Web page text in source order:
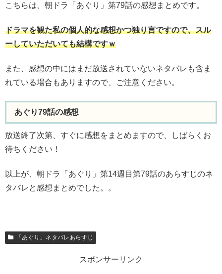
こちらは、朝ドラ「あぐり」第79話の感想まとめです。
ドラマを観た私の個人的な感想かつ独り言ですので、スル
ーしていただいても結構ですｗ
また、感想の中にはまだ放送されていないネタバレも含ま
れている場合もありますので、ご注意ください。
あぐり79話の感想
放送終了次第、すぐに感想をまとめますので、しばらくお
待ちください！
以上が、朝ドラ「あぐり」第14週目第79話のあらすじのネ
タバレと感想まとめでした。。
「あぐり」ネタバレあらすじ
スポンサーリンク